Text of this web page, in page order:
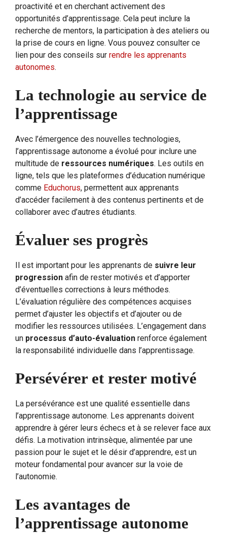
proactivité et en cherchant activement des
opportunités d’apprentissage. Cela peut inclure la
recherche de mentors, la participation à des ateliers ou
la prise de cours en ligne. Vous pouvez consulter ce
lien pour des conseils sur rendre les apprenants
autonomes.
La technologie au service de
l’apprentissage
Avec l’émergence des nouvelles technologies,
l’apprentissage autonome a évolué pour inclure une
multitude de ressources numériques. Les outils en
ligne, tels que les plateformes d’éducation numérique
comme Educhorus, permettent aux apprenants
d’accéder facilement à des contenus pertinents et de
collaborer avec d’autres étudiants.
Évaluer ses progrès
Il est important pour les apprenants de suivre leur
progression afin de rester motivés et d’apporter
d’éventuelles corrections à leurs méthodes.
L’évaluation régulière des compétences acquises
permet d’ajuster les objectifs et d’ajouter ou de
modifier les ressources utilisées. L’engagement dans
un processus d’auto-évaluation renforce également
la responsabilité individuelle dans l’apprentissage.
Persévérer et rester motivé
La persévérance est une qualité essentielle dans
l’apprentissage autonome. Les apprenants doivent
apprendre à gérer leurs échecs et à se relever face aux
défis. La motivation intrinsèque, alimentée par une
passion pour le sujet et le désir d’apprendre, est un
moteur fondamental pour avancer sur la voie de
l’autonomie.
Les avantages de
l’apprentissage autonome